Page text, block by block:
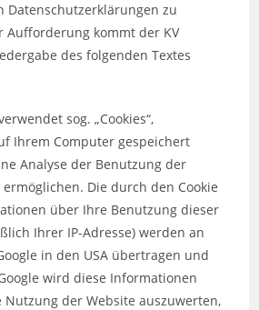
Datenschutzerklärungen zu
Aufforderung kommt der KV
des folgenden Textes
sog. „Cookies“,
Ihrem Computer gespeichert
Analyse der Benutzung der
Die durch den Cookie
über Ihre Benutzung dieser
Ihrer IP-Adresse) werden an
in den USA übertragen und
wird diese Informationen
Nutzung der Website auszuwerten,